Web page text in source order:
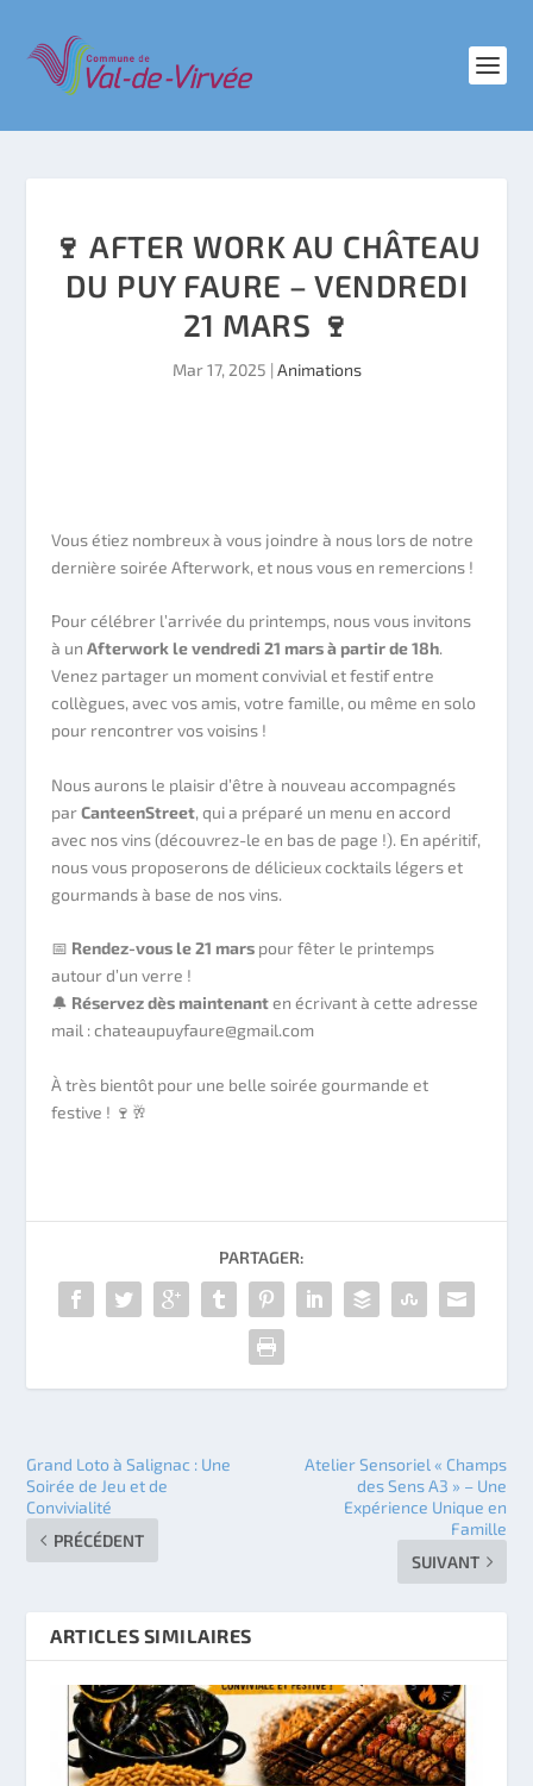
🍷 AFTER WORK AU CHÂTEAU
DU PUY FAURE – VENDREDI
21 MARS 🍷
Mar 17, 2025 | Animations
Vous étiez nombreux à vous joindre à nous lors de notre
dernière soirée Afterwork, et nous vous en remercions !
Pour célébrer l’arrivée du printemps, nous vous invitons
à un Afterwork le vendredi 21 mars à partir de 18h.
Venez partager un moment convivial et festif entre
collègues, avec vos amis, votre famille, ou même en solo
pour rencontrer vos voisins !
Nous aurons le plaisir d’être à nouveau accompagnés
parCanteenStreet, qui a préparé un menu en accord
avec nos vins (découvrez-le en bas de page !). En apéritif,
nous vous proposerons de délicieux cocktails légers et
gourmands à base de nos vins.
📅 Rendez-vous le 21 marspour fêter le printemps
autour d’un verre !
🔔 Réservez dès maintenanten écrivant à cette adresse
mail : chateaupuyfaure@gmail.com
À très bientôt pour une belle soirée gourmande et
festive ! 🍷🥂
PARTAGER:
Grand Loto à Salignac : Une
Soirée de Jeu et de
Convivialité
PRÉCÉDENT
Atelier Sensoriel « Champs
des Sens A3 » – Une
Expérience Unique en
Famille
SUIVANT
ARTICLES SIMILAIRES